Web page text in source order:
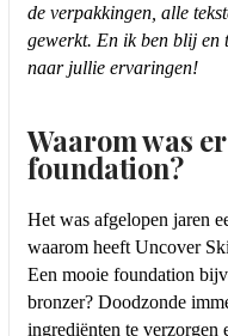
de verpakkingen, alle
gewerkt. En ik ben blij en
naar jullie ervaringen!
Waarom was er nog geen
foundation?
Het was afgelopen jaren een steeds terugkerende vraag:
waarom heeft Uncover
Een mooie foundation
bronzer? Doodzonde
ingrediënten te verzorgen